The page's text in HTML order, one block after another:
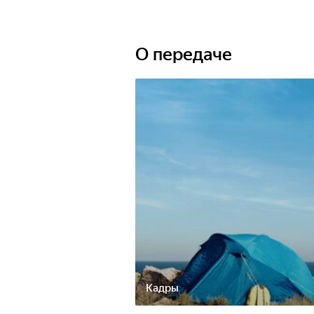
О передаче
Кадры